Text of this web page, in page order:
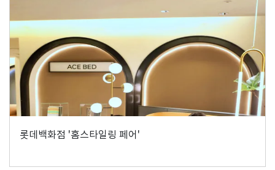
롯데백화점 '홈스타일링 페어'